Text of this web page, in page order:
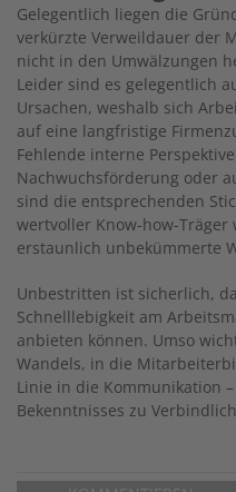
Gelegentlich liegen die
verkürzte Verweildauer der
nicht in den Umwälzungen
Leider sind es gelegentlich
Ursachen, weshalb sich
auf eine langfristige
Fehlende interne
Nachwuchsförderung oder
sind die entsprechenden
wertvoller Know-how-
erstaunlich unbekümmerte
Unbestritten ist sicherlich,
Schnelllebigkeit am
anbieten können. Umso
Wandels, in die
Linie in die Kommunikation
Bekenntnisses zu